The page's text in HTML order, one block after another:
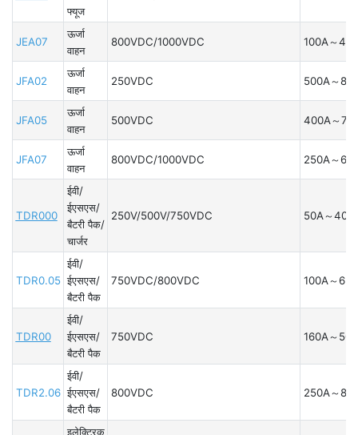
फ्यूज
JEA07
ऊर्जा
वाहन
800VDC/1000VDC 100A～
JFA02
ऊर्जा
वाहन
250VDC 500A～
JFA05
ऊर्जा
वाहन
500VDC 400A～
JFA07
ऊर्जा
वाहन
800VDC/1000VDC 250A～
TDR000
ईवी/
ईएसएस/
बैटरी पैक/
चार्जर
250V/500V/750VDC 50A～
TDR0.05
ईवी/
ईएसएस/
बैटरी पैक
750VDC/800VDC 100A～
TDR00
ईवी/
ईएसएस/
बैटरी पैक
750VDC 160A～
TDR2.06
ईवी/
ईएसएस/
बैटरी पैक
800VDC 250A～
इलेक्ट्रिक